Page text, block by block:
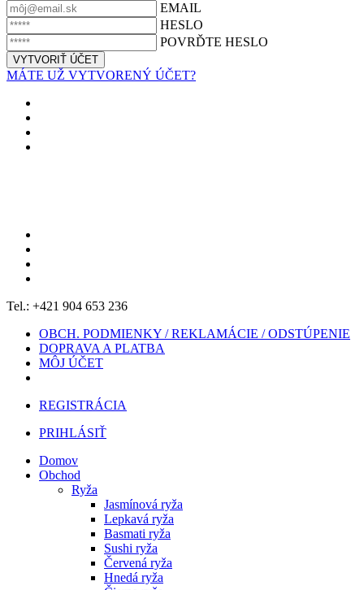
EMAIL
HESLO
POVRĎTE HESLO
MÁTE UŽ VYTVORENÝ ÚČET?
Tel.: +421 904 653 236
OBCH. PODMIENKY / REKLAMÁCIE / ODSTÚPENIE
DOPRAVA A PLATBA
MÔJ ÚČET
REGISTRÁCIA
PRIHLÁSIŤ
Domov
Obchod
Ryža
Jasmínová ryža
Lepkavá ryža
Basmati ryža
Sushi ryža
Červená ryža
Hnedá ryža